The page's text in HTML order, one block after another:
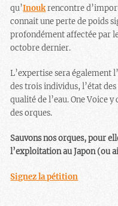
qu’Inoukrencontre
connait une perte de poids
profondément affectée par
octobre dernier.
L’expertise sera également
des trois individus, l’état
qualité de l’eau. One Voice
des orques.
Sauvons nos orques, pour
l’exploitation au Japon (ou
Signez la pétition